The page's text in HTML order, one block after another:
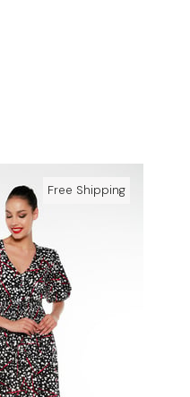
Free Shipping